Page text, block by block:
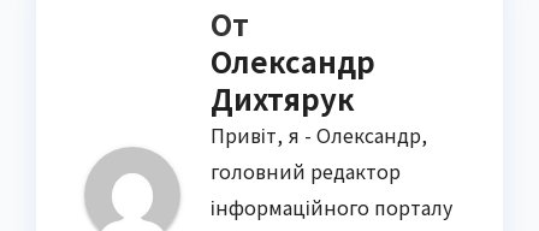
От
Олександр
Дихтярук
Привіт, я - Олександр,
головний редактор
інформаційного порталу